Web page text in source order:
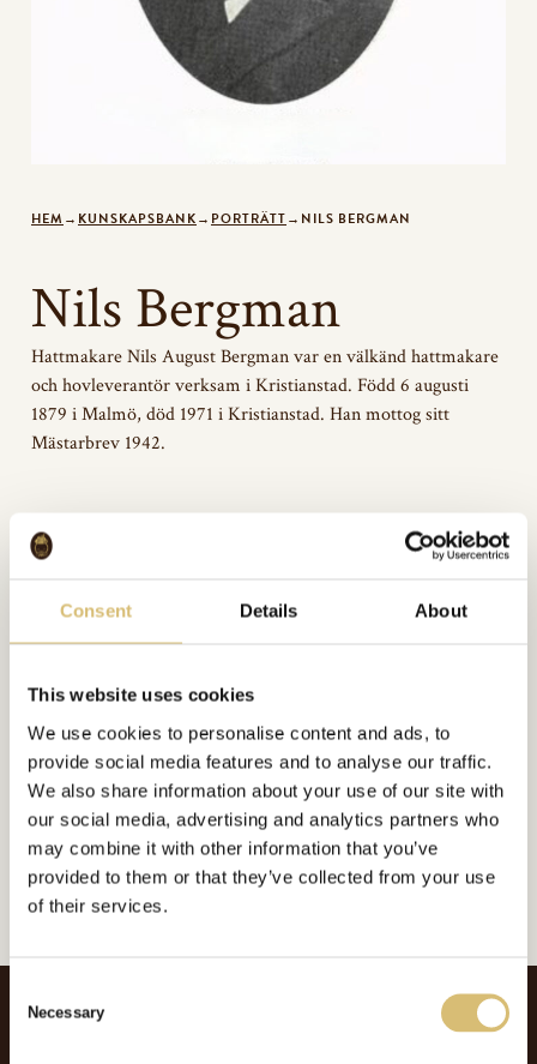
Consent Details About
This website uses cookies
We use cookies to personalise content and ads, to
provide social media features and to analyse our traffic.
We also share information about your use of our site with
our social media, advertising and analytics partners who
may combine it with other information that you’ve
provided to them or that they’ve collected from your use
of their services.
Necessary
HEM → KUNSKAPSBANK→ PORTRÄTT→ NILS BERGMAN
Nils Bergman
Hattmakare Nils August Bergman var en välkänd hattmakare
och hovleverantör verksam i Kristianstad. Född 6 augusti
1879 i Malmö, död 1971 i Kristianstad. Han mottog sitt
Mästarbrev 1942.
Bildgalleri
Inkluderat i:
Porträtt
https://sverigeshattmakareforening.se/kunskapsbank/hattmakare-nils-
bergman-2/
GÅ TILLBAKA